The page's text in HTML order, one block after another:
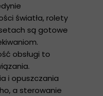
światła, rolety
są gotowe
obsługi to
i opuszczania
a sterowanie